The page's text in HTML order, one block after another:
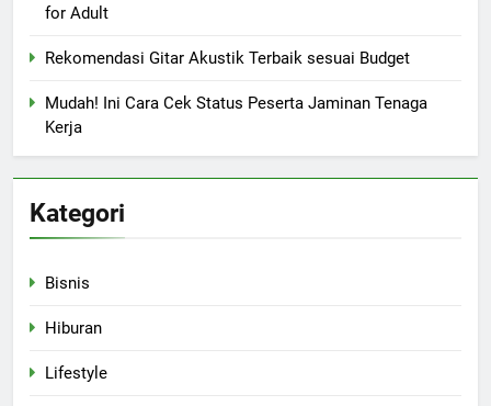
for Adult
Rekomendasi Gitar Akustik Terbaik sesuai Budget
Mudah! Ini Cara Cek Status Peserta Jaminan Tenaga
Kerja
Kategori
Bisnis
Hiburan
Lifestyle